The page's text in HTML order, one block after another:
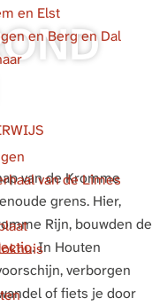
en Elst
en Berg en Dal
van de Limes
van de Kromme
grens. Hier,
Rijn, bouwden de
. In Houten
verborgen
of fiets je door